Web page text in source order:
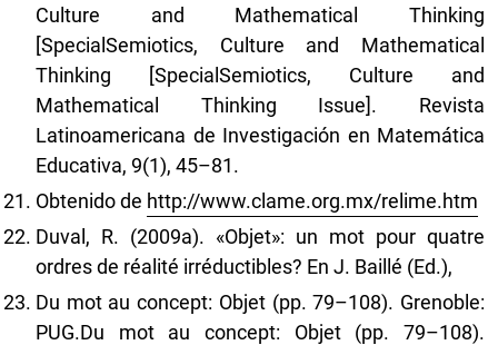
Culture and Mathematical Thinking
[SpecialSemiotics, Culture and Mathematical
Thinking [SpecialSemiotics, Culture and
Mathematical Thinking Issue]. Revista
Latinoamericana de Investigación en Matemática
Educativa, 9(1), 45–81.
Obtenido de http://www.clame.org.mx/relime.htm
Duval, R. (2009a). «Objet»: un mot pour quatre
ordres de réalité irréductibles? En J. Baillé (Ed.),
Du mot au concept: Objet (pp. 79–108). Grenoble:
PUG.Du mot au concept: Objet (pp. 79–108).